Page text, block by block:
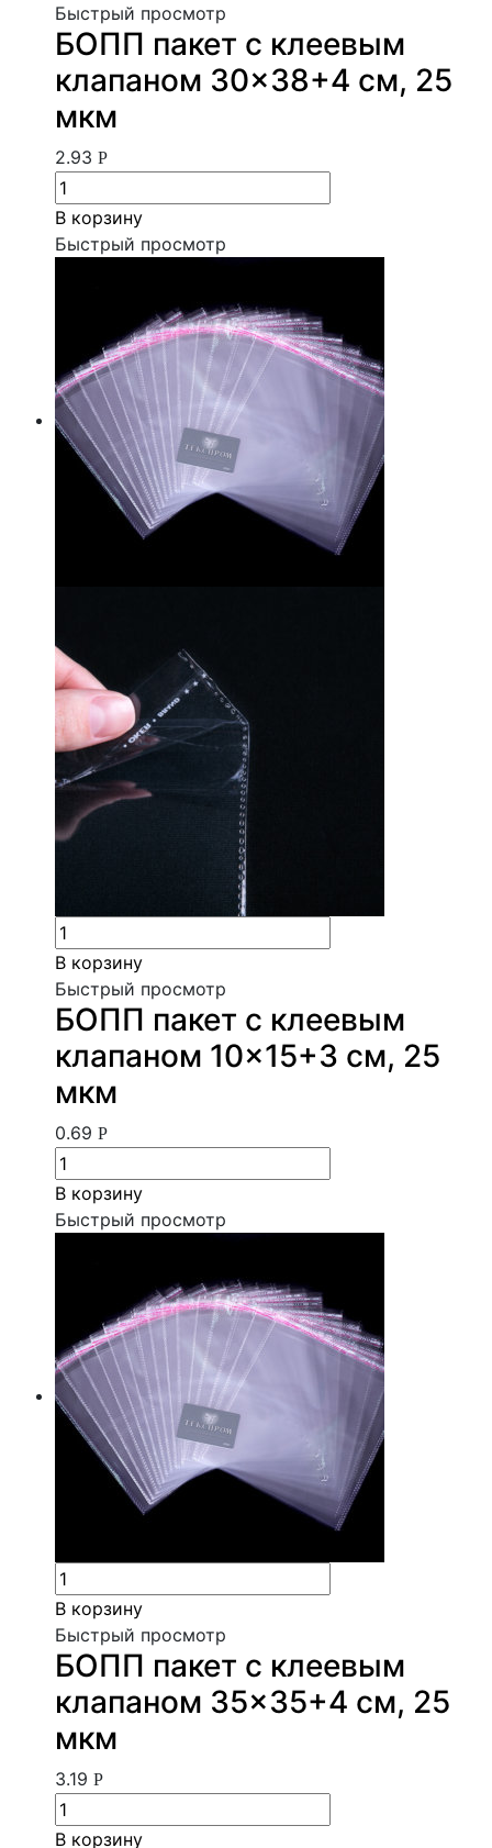
Быстрый просмотр
БОПП пакет с клеевым
клапаном 30×38+4 см, 25
мкм
2.93 Р
В корзину
Быстрый просмотр
В корзину
Быстрый просмотр
БОПП пакет с клеевым
клапаном 10×15+3 см, 25
мкм
0.69 Р
В корзину
Быстрый просмотр
В корзину
Быстрый просмотр
БОПП пакет с клеевым
клапаном 35×35+4 см, 25
мкм
3.19 Р
В корзину